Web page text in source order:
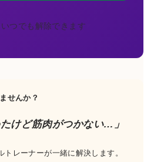
つでも解除できます
せんか？
たけど筋肉がつかない…」
トレーナーが一緒に解決します。